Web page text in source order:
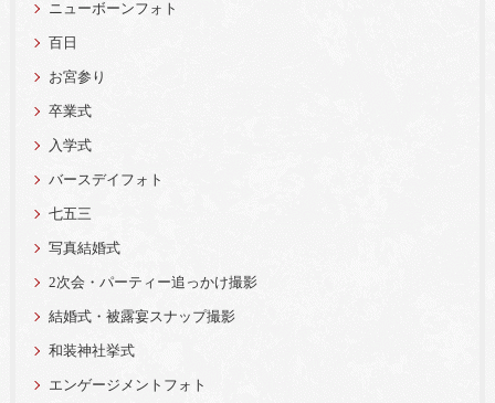
ニューボーンフォト
百日
お宮参り
卒業式
入学式
バースデイフォト
七五三
写真結婚式
2次会・パーティー追っかけ撮影
結婚式・被露宴スナップ撮影
和装神社挙式
エンゲージメントフォト